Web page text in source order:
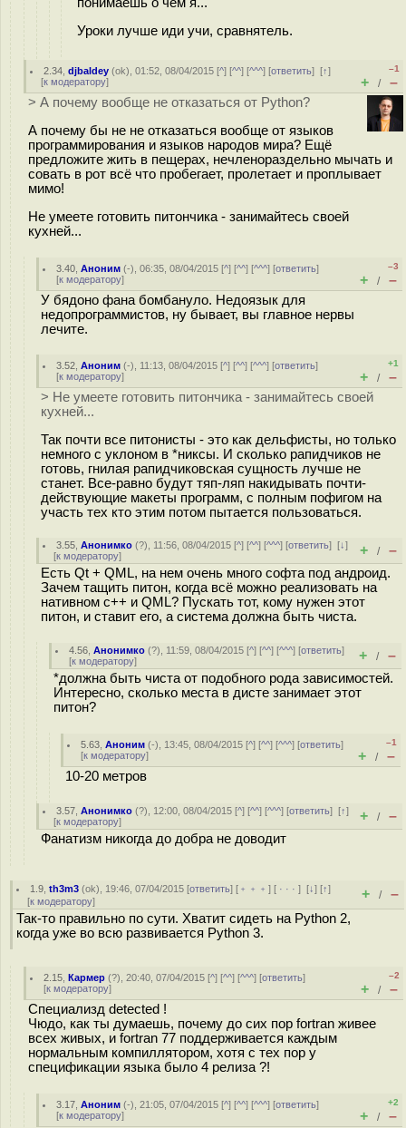
Уроки лучше иди учи, сравнятель.
2.34 ,djbaldey (ok), 01:52, 08/04/2015 [^] [^^] [^^^] [ответить][↑]
[к модератору]
–1
+ / –
> А почему вообще не отказаться от Python?
А почему бы не не отказаться вообще от языков
программирования и языков народов мира? Ещё
предложите жить в пещерах, нечленораздельно мычать и
совать в рот всё что пробегает, пролетает и проплывает
мимо!
Не умеете готовить питончика - занимайтесь своей
кухней...
3.40 ,Аноним (-), 06:35, 08/04/2015 [^] [^^] [^^^] [ответить]
[к модератору]
–3
+ / –
У бядоно фана бомбануло. Недоязык для
недопрограммистов, ну бывает, вы главное нервы
лечите.
3.52 ,Аноним (-), 11:13, 08/04/2015 [^] [^^] [^^^] [ответить]
[к модератору]
+1
+ / –
> Не умеете готовить питончика - занимайтесь своей
кухней...
Так почти все питонисты - это как дельфисты, но только
немного с уклоном в *никсы. И сколько рапидчиков не
готовь, гнилая рапидчиковская сущность лучше не
станет. Все-равно будут тяп-ляп накидывать почти-
действующие макеты программ, с полным пофигом на
участь тех кто этим потом пытается пользоваться.
3.55 ,Анонимко (?), 11:56, 08/04/2015 [^] [^^] [^^^] [ответить][↓]
[к модератору] + / –
Есть Qt + QML, на нем очень много софта под андроид.
Зачем тащить питон, когда всё можно реализовать на
нативном с++ и QML? Пускать тот, кому нужен этот
питон, и ставит его, а система должна быть чиста.
4.56 ,Анонимко (?), 11:59, 08/04/2015 [^] [^^] [^^^] [ответить]
[к модератору] + / –
*должна быть чиста от подобного рода зависимостей.
Интересно, сколько места в дисте занимает этот
питон?
5.63 ,Аноним (-), 13:45, 08/04/2015 [^] [^^] [^^^] [ответить]
[к модератору]
–1
+ / –
10-20 метров
3.57 ,Анонимко (?), 12:00, 08/04/2015 [^] [^^] [^^^] [ответить][↑]
[к модератору] + / –
Фанатизм никогда до добра не доводит
1.9 ,th3m3 (ok), 19:46, 07/04/2015 [ответить] [ ﹢﹢﹢] [ · · ·][↓] [↑]
[к модератору] + / –
Так-то правильно по сути. Хватит сидеть на Python 2,
когда уже во всю развивается Python 3.
2.15 ,Кармер (?), 20:40, 07/04/2015 [^] [^^] [^^^] [ответить]
[к модератору]
–2
+ / –
Специализд detected !
Чюдо, как ты думаешь, почему до сих пор fortran живее
всех живых, и fortran 77 поддерживается каждым
нормальным компиллятором, хотя с тех пор у
спецификации языка было 4 релиза ?!
3.17 ,Аноним (-), 21:05, 07/04/2015 [^] [^^] [^^^] [ответить]
[к модератору]
+2
+ / –